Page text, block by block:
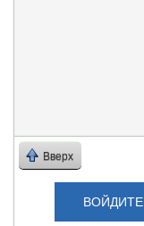
Вверх
ВОЙДИТЕ